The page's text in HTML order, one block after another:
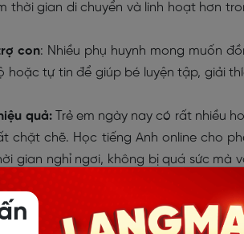
thời gian di chuyển và linh hoạt hơn
con: Nhiều phụ huynh mong muốn
hoặc tự tin để giúp bé luyện tập, giải
quả:
Trẻ em ngày nay có rất nhiều
chặt chẽ. Học tiếng Anh online cho
gian nghỉ ngơi, không bị quá sức mà
nhiều:
Một số bé còn e dè, ngại giao
tác 1:1 hoặc nhóm nhỏ giúp trẻ dần tự